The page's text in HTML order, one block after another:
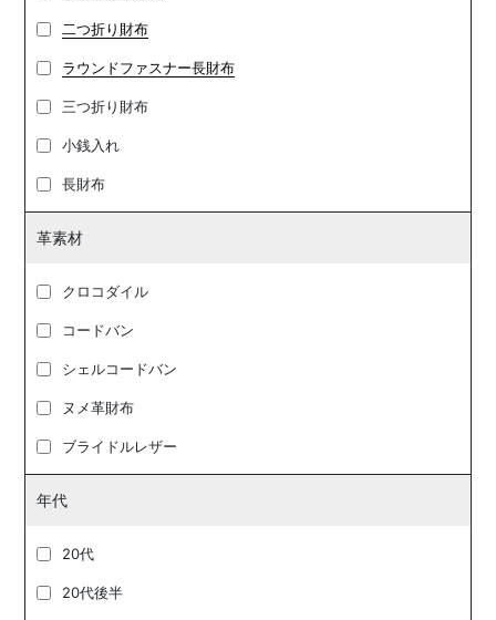
二つ折り財布
ラウンドファスナー長財布
三つ折り財布
小銭入れ
長財布
革素材
クロコダイル
コードバン
シェルコードバン
ヌメ革財布
ブライドルレザー
年代
20代
20代後半